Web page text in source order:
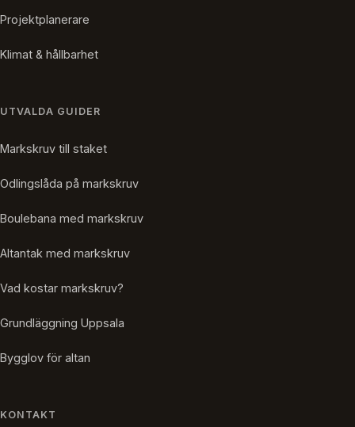
Projektplanerare
Klimat & hållbarhet
UTVALDA GUIDER
Markskruv till staket
Odlingslåda på markskruv
Boulebana med markskruv
Altantak med markskruv
Vad kostar markskruv?
Grundläggning Uppsala
Bygglov för altan
KONTAKT